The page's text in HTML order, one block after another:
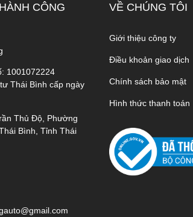
CÔNG
1001072224
Thái Bình cấp ngày
Thủ Độ, Phường
Bình, Tỉnh Thái
VỀ CHÚNG TÔI
Giới thiệu công ty
Điều khoản giao dịch
Chính sách bảo mật
Hình thức thanh toán